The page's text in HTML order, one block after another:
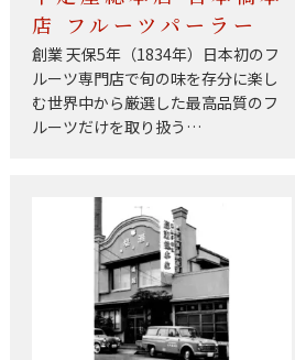
店 フルーツパーラー
創業 天保5年（1834年）日本初のフ
ルーツ専門店で旬の味を存分に楽し
む世界中から厳選した最高品質のフ
ルーツだけを取り扱う…